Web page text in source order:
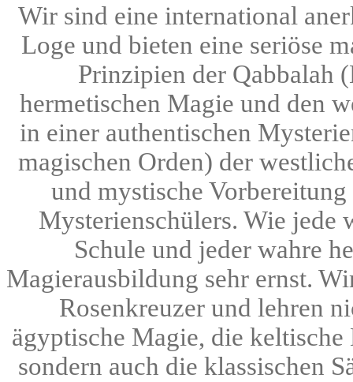
Wir sind eine international
Loge und bieten eine seriöse
Prinzipien der Qabbalah
hermetischen Magie und den
in einer authentischen
magischen Orden) der
und mystische
Mysterienschülers. Wie jede
Schule und jeder wahre
Magierausbildung sehr ernst.
Rosenkreuzer und lehren
ägyptische Magie, die
sondern auch die klassischen